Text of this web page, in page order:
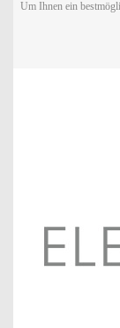
Um Ihnen ein